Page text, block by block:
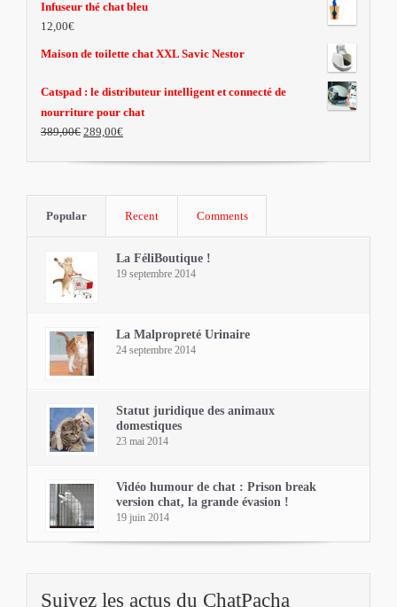
Infuseur thé chat bleu
12,00€
Maison de toilette chat XXL Savic Nestor
Catspad : le distributeur intelligent et connecté de
nourriture pour chat
389,00€ 289,00€
Popular Recent Comments
La FéliBoutique !
19 septembre 2014
La Malpropreté Urinaire
24 septembre 2014
Statut juridique des animaux
domestiques
23 mai 2014
Vidéo humour de chat : Prison break
version chat, la grande évasion !
19 juin 2014
Suivez les actus du ChatPacha